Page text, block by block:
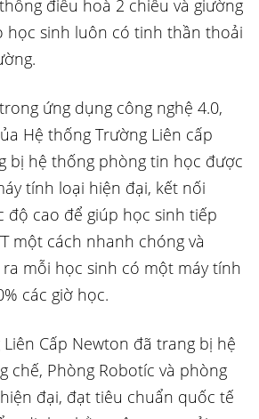
điều hoà 2 chiều và giường
học sinh luôn có tinh thần thoải
ứng dụng công nghệ 4.0,
Hệ thống Trường Liên cấp
bị hệ thống phòng tin học được
tính loại hiện đại, kết nối
độ cao để giúp học sinh tiếp
một cách nhanh chóng và
mỗi học sinh có một máy tính
các giờ học.
Cấp Newton đã trang bị hệ
chế, Phòng Robotíc và phòng
đại, đạt tiêu chuẩn quốc tế